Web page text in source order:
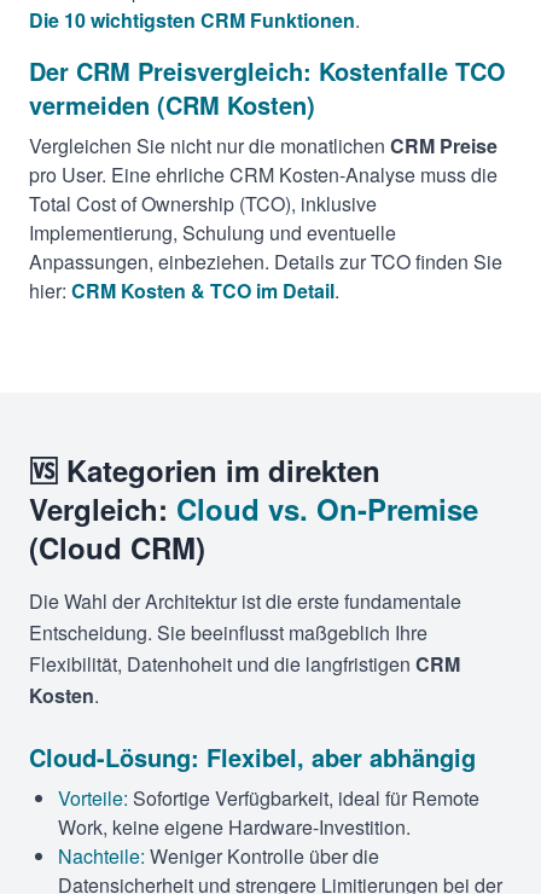
Die 10 wichtigsten CRM Funktionen.
Der CRM Preisvergleich: Kostenfalle TCO
vermeiden (CRM Kosten)
Vergleichen Sie nicht nur die monatlichen CRM Preise
pro User. Eine ehrliche CRM Kosten-Analyse muss die
Total Cost of Ownership (TCO), inklusive
Implementierung, Schulung und eventuelle
Anpassungen, einbeziehen. Details zur TCO finden Sie
hier: CRM Kosten & TCO im Detail.
🆚 Kategorien im direkten
Vergleich: Cloud vs. On-Premise
(Cloud CRM)
Die Wahl der Architektur ist die erste fundamentale
Entscheidung. Sie beeinflusst maßgeblich Ihre
Flexibilität, Datenhoheit und die langfristigen CRM
Kosten.
Cloud-Lösung: Flexibel, aber abhängig
Vorteile: Sofortige Verfügbarkeit, ideal für Remote
Work, keine eigene Hardware-Investition.
Nachteile: Weniger Kontrolle über die
Datensicherheit und strengere Limitierungen bei der